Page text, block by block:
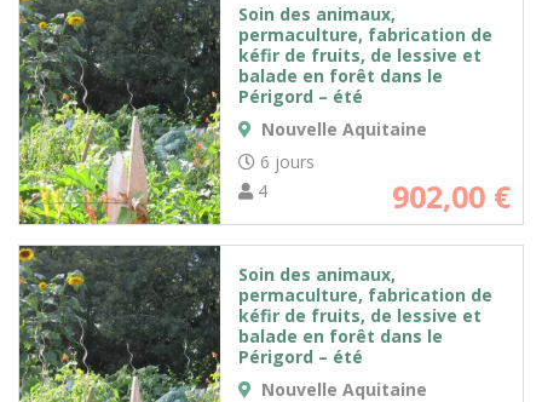
Soin des animaux,
permaculture, fabrication de
kéfir de fruits, de lessive et
balade en forêt dans le
Périgord – été
Nouvelle Aquitaine
6 jours
4
902,00 €
Soin des animaux,
permaculture, fabrication de
kéfir de fruits, de lessive et
balade en forêt dans le
Périgord – été
Nouvelle Aquitaine